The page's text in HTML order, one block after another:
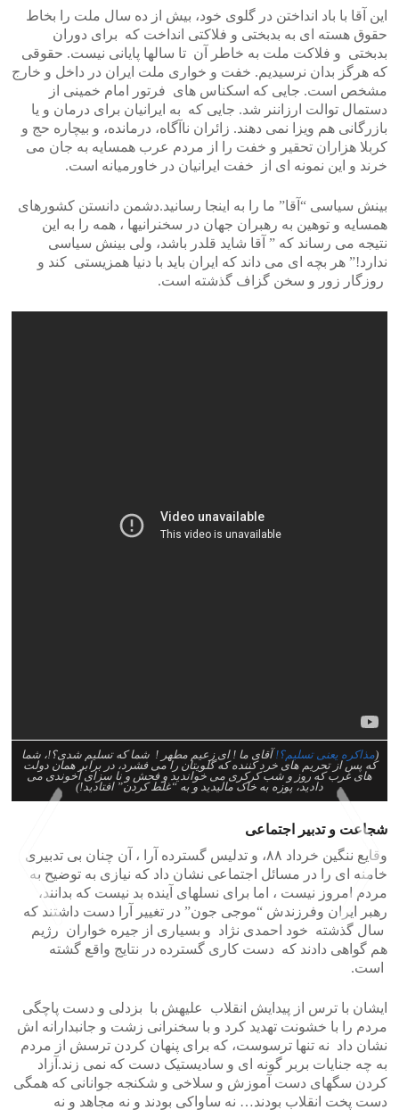
این آقا با باد انداختن در گلوی خود، بیش از ده سال ملت را بخاط
حقوق هسته ای به بدبختی و فلاکتی انداخت که برای دوران
بدبختی و فلاکت ملت به خاطر آن تا سالها پایانی نیست. حقوقی
که هرگز بدان نرسیدیم. خفت و خواری ملت ایران در داخل و خارج
مشخص است. جایی که اسکناس های فرتور امام خمینی از
دستمال توالت ارزاننر شد. جایی که به ایرانیان برای درمان و یا
بازرگانی هم ویزا نمی دهند. زائران ناآگاه، درمانده، و بیچاره حج و
کربلا هزاران تحقیر و خفت را از مردم عرب همسایه به جان می
خرند و این نمونه ای از خفت ایرانیان در خاورمیانه است.
بینش سیاسی “آقا” ما را به اینجا رسانید.دشمن دانستن کشورهای
همسایه و توهین به رهبران جهان در سخنرانیها ، همه را به این
نتیجه می رساند که ” آقا شاید قلدر باشد، ولی بینش سیاسی
ندارد!” هر بچه ای می داند که ایران باید با دنیا همزیستی کند و
روزگار زور و سخن گزاف گذشته است.
(مذاکره یعنی تسلیم؟! آقای ما ! ای زعیم مطهر ! شما که تسلیم شدی؟!، شما
که پس از تحریم های خرد کننده که گلویتان را می فشرد، در برابر همان دولت
های غرب که روز و شب کرکری می خواندید و فحش و نا سزای آخوندی می
دادید، پوزه به خاک مالیدید و به “غلط کردن” افتادید!)
شجاعت و تدبیر اجتماعی
وقایع ننگین خرداد ۸۸، و تدلیس گسترده آرا ، آن چنان بی تدبیری
خامنه ای را در مسائل اجتماعی نشان داد که نیازی به توضیح به
مردم امروز نیست ، اما برای نسلهای آینده بد نیست که بدانند،
رهبر ایران وفرزندش “موجی جون” در تغییر آرا دست داشتند که
سال گذشته خود احمدی نژاد و بسیاری از جیره خواران رژیم
هم گواهی دادند که دست کاری گسترده در نتایج واقع گشته
است.
ایشان با ترس از پیدایش انقلاب علیهش با بزدلی و دست پاچگی
مردم را با خشونت تهدید کرد و با سخنرانی زشت و جانبدارانه اش
نشان داد نه تنها ترسوست، که برای پنهان کردن ترسش از مردم
به چه جنایات بربر گونه ای و سادیستیک دست که نمی زند.آزاد
کردن سگهای دست آموزش و سلاخی و شکنجه جوانانی که همگی
دست پخت انقلاب بودند… نه ساواکی بودند و نه مجاهد و نه
<